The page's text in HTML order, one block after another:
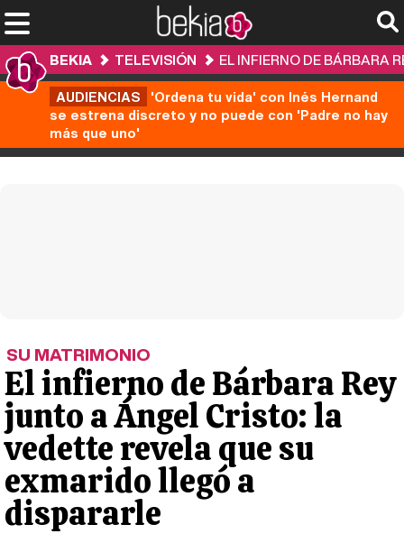
BEKIA TELEVISIÓN
EL INFIERNO DE BÁRBARA
AUDIENCIAS 'Ordena tu vida' con Inés Hernand
se estrena discreto y no puede con 'Padre no hay
más que uno'
SU MATRIMONIO
El infierno de Bárbara Rey
junto a Ángel Cristo: la
vedette revela que su
exmarido llegó a
dispararle